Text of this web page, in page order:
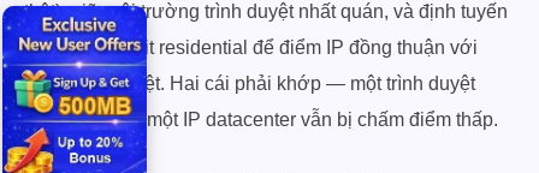
thật), giữ môi trường trình duyệt nhất quán, và định tuyến
nó qua một exit residential để điểm IP đồng thuận với
điểm trình duyệt. Hai cái phải khớp — một trình duyệt
hoàn hảo trên một IP datacenter vẫn bị chấm điểm thấp.